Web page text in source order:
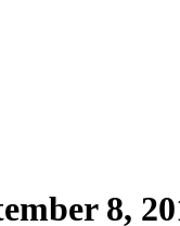
8,